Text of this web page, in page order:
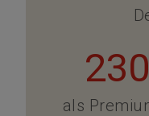
als